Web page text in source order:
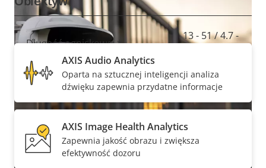
Opis
Wartość
Długość ogniskowej *
13 - 51 / 4.7 -
Pole widzenia w poziomie *
33.1 - 8.5 /
101.8 - 44.0 °
Pole widzenia w pionie *
54.0 - 24.6 °
W zestawie
AXIS Audio Analytics
Oparta na sztucznej inteligencji analiza
dźwięku zapewnia przydatne informacje
AXIS Image Health Analytics
Zapewnia jakość obrazu i zwiększa
efektywność dozoru